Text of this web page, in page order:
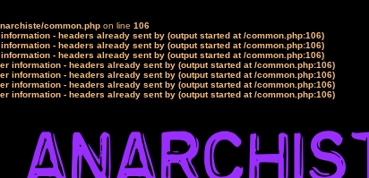
common.php on line 106
- headers already sent by (output started at /common.php:106)
- headers already sent by (output started at /common.php:106)
- headers already sent by (output started at /common.php:106)
information - headers already sent by (output started at /common.php:106)
information - headers already sent by (output started at /common.php:106)
information - headers already sent by (output started at /common.php:106)
information - headers already sent by (output started at /common.php:106)